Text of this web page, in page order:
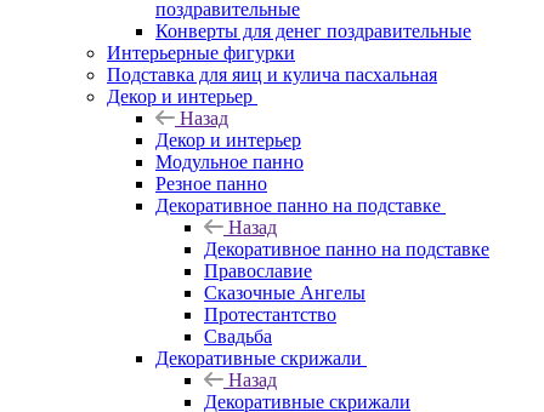
поздравительные
Конверты для денег поздравительные
Интерьерные фигурки
Подставка для яиц и кулича пасхальная
Декор и интерьер
Назад
Декор и интерьер
Модульное панно
Резное панно
Декоративное панно на подставке
Назад
Декоративное панно на подставке
Православие
Сказочные Ангелы
Протестантство
Свадьба
Декоративные скрижали
Назад
Декоративные скрижали